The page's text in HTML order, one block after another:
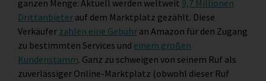
ganzen Menge: Aktuell werden weltweit 9,7 Millionen
Drittanbieter auf dem Marktplatz gezählt. Diese
Verkäufer zahlen eine Gebühr an Amazon für den Zugang
zu bestimmten Services und einem großen
Kundenstamm. Ganz zu schweigen von seinem Ruf als
zuverlässiger Online-Marktplatz (obwohl dieser Ruf